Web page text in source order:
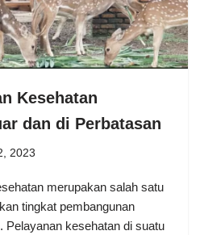
Kesehatan
dan di Perbatasan
2023
merupakan salah satu
tingkat pembangunan
Pelayanan kesehatan di suatu